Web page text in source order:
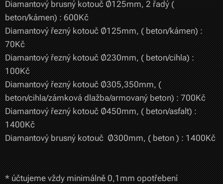
Diamantový brusný kotouč Ø125mm, 2 řadý (
beton/kámen) : 600Kč
Diamantový řezný kotouč Ø125mm, ( beton/kámen) :
70Kč
Diamantový řezný kotouč Ø230mm, ( beton/cihla) :
100Kč
Diamantový řezný kotouč Ø305,350mm, (
beton/cihla/zámková dlažba/armovaný beton) : 700Kč
Diamantový řezný kotouč Ø450mm, ( beton/asfalt) :
1400Kč
Diamantový brusný kotouč Ø300mm, ( beton ) : 1400Kč
* účtujeme vždy minimálně 0,1mm opotřebení